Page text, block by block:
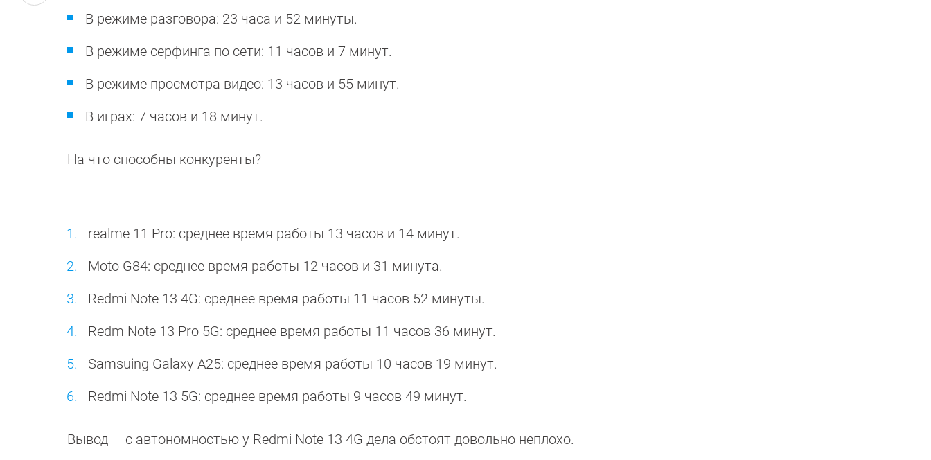
В режиме разговора: 23 часа и 52 минуты.
В режиме серфинга по сети: 11 часов и 7 минут.
В режиме просмотра видео: 13 часов и 55 минут.
В играх: 7 часов и 18 минут.
На что способны конкуренты?
realme 11 Pro: среднее время работы 13 часов и 14 минут.
Moto G84: среднее время работы 12 часов и 31 минута.
Redmi Note 13 4G: среднее время работы 11 часов 52 минуты.
Redm Note 13 Pro 5G: среднее время работы 11 часов 36 минут.
Samsuing Galaxy A25: среднее время работы 10 часов 19 минут.
Redmi Note 13 5G: среднее время работы 9 часов 49 минут.
Вывод — с автономностью у Redmi Note 13 4G дела обстоят довольно неплохо.